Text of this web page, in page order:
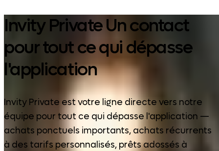
Invity Private Un contact
pour tout ce qui dépasse
l'application
Invity Private est votre ligne directe vers notre
équipe pour tout ce qui dépasse l'application —
achats ponctuels importants, achats récurrents
à des tarifs personnalisés, prêts adossés à